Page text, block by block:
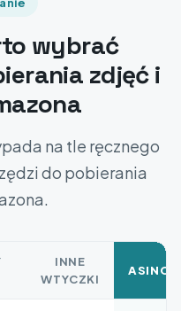
wybrać
zdjęć i
na tle ręcznego
do pobierania
INNE
WTYCZKI